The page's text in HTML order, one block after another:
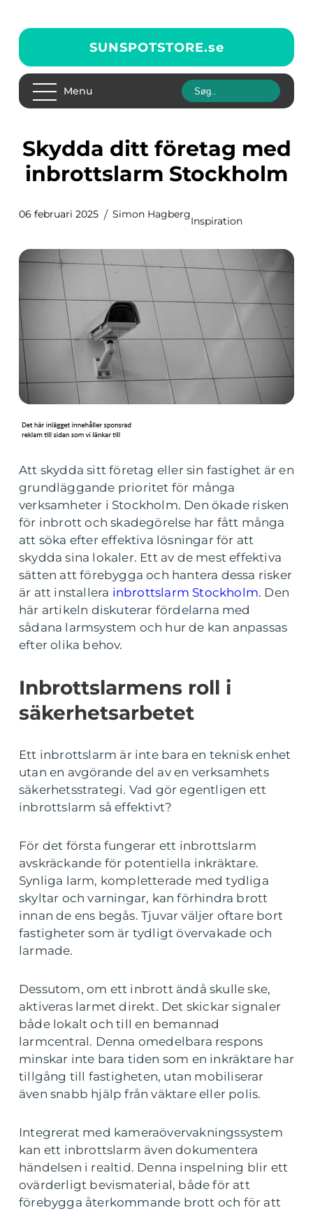
SUNSPOTSTORE.se
Menu
Skydda ditt företag med
inbrottslarm Stockholm
06 februari 2025 Simon Hagberg
Inspiration
Att skydda sitt företag eller sin fastighet är en
grundläggande prioritet för många
verksamheter i Stockholm. Den ökade risken
för inbrott och skadegörelse har fått många
att söka efter effektiva lösningar för att
skydda sina lokaler. Ett av de mest effektiva
sätten att förebygga och hantera dessa risker
är att installera inbrottslarm Stockholm. Den
här artikeln diskuterar fördelarna med
sådana larmsystem och hur de kan anpassas
efter olika behov.
Inbrottslarmens roll i
säkerhetsarbetet
Ett inbrottslarm är inte bara en teknisk enhet
utan en avgörande del av en verksamhets
säkerhetsstrategi. Vad gör egentligen ett
inbrottslarm så effektivt?
För det första fungerar ett inbrottslarm
avskräckande för potentiella inkräktare.
Synliga larm, kompletterade med tydliga
skyltar och varningar, kan förhindra brott
innan de ens begås. Tjuvar väljer oftare bort
fastigheter som är tydligt övervakade och
larmade.
Dessutom, om ett inbrott ändå skulle ske,
aktiveras larmet direkt. Det skickar signaler
både lokalt och till en bemannad
larmcentral. Denna omedelbara respons
minskar inte bara tiden som en inkräktare har
tillgång till fastigheten, utan mobiliserar
även snabb hjälp från väktare eller polis.
Integrerat med kameraövervakningssystem
kan ett inbrottslarm även dokumentera
händelsen i realtid. Denna inspelning blir ett
ovärderligt bevismaterial, både för att
förebygga återkommande brott och för att